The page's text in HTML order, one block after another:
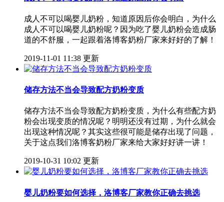
成人不可以喝婴儿奶粉，知道原因后你会明白，为什么
成人不可以喝婴儿奶粉呢？因为吃了婴儿奶粉会造成肠
道的不舒服，一起跟着洛博客奶粉厂家来好好的了解！
2019-11-01 11:38 更新
储存方法不当会导致配方奶粉变质
储存方法不当会导致配方奶粉变质，为什么有些配方奶
粉会出现变质的情况呢？明明还没有过期，为什么就会
出现这种情况呢？其实这些很可能是储存出现了问题，
关于这点我们洛博客奶粉厂家来给大家好好讲一讲！
2019-10-31 10:02 更新
婴儿奶粉要如何选择，洛博客厂家教你正确去挑选